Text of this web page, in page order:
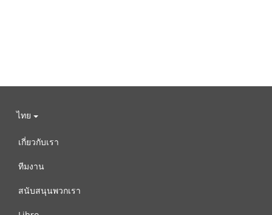
ไทย
เกี่ยวกับเรา
ทีมงาน
สนับสนุนพวกเรา